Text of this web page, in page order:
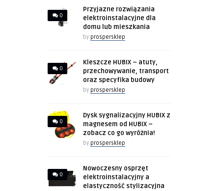
0
Przyjazne rozwiązania
elektroinstalacyjne dla
domu lub mieszkania
by prospersklep
0
Kleszcze HUBIX – atuty,
przechowywanie, transport
oraz specyfika budowy
by prospersklep
0
Dysk sygnalizacyjny HUBIX z
magnesem od HUBIX –
zobacz co go wyróżnia!
by prospersklep
0
Nowoczesny osprzęt
elektroinstalacyjny a
elastyczność stylizacyjna